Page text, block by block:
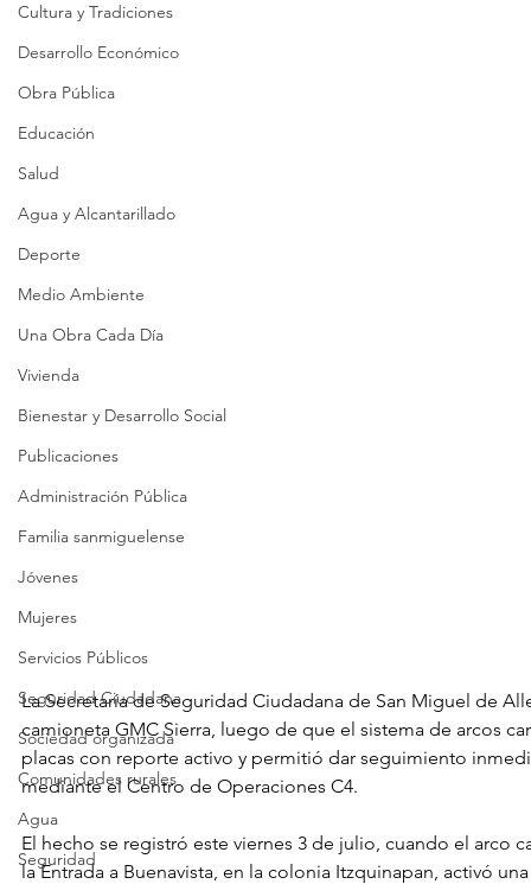
Cultura y Tradiciones
Desarrollo Económico
Obra Pública
Educación
Salud
Agua y Alcantarillado
Deporte
Medio Ambiente
Una Obra Cada Día
Vivienda
Bienestar y Desarrollo Social
Publicaciones
Administración Pública
Familia sanmiguelense
Jóvenes
Mujeres
Servicios Públicos
Seguridad Ciudadana
Sociedad organizada
Comunidades rurales
Agua
Seguridad
La Secretaría de Seguridad Ciudadana de San Miguel de
camioneta GMC Sierra, luego de que el sistema de arcos
placas con reporte activo y permitió dar seguimiento
mediante el Centro de Operaciones C4.
El hecho se registró este viernes 3 de julio, cuando el arco
la Entrada a Buenavista, en la colonia Itzquinapan, activó